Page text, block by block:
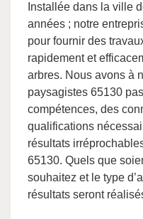
Installée dans la ville
années ; notre
pour fournir des
rapidement et
arbres. Nous avons à
paysagistes 65130
compétences, des
qualifications
résultats
65130. Quels que
souhaitez et le type
résultats seront